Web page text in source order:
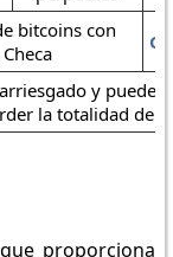
bitcoins con
y puede
la totalidad del
proporciona